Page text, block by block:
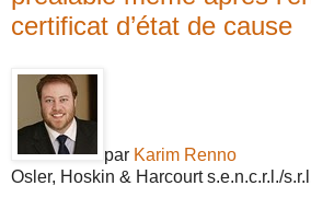
certificat d’état de cause
par Karim Renno
Osler, Hoskin & Harcourt s.e.n.c.r.l./